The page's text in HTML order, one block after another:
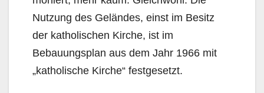
Nutzung des Geländes, einst im Besitz
der katholischen Kirche, ist im
Bebauungsplan aus dem Jahr 1966 mit
„katholische Kirche“ festgesetzt.